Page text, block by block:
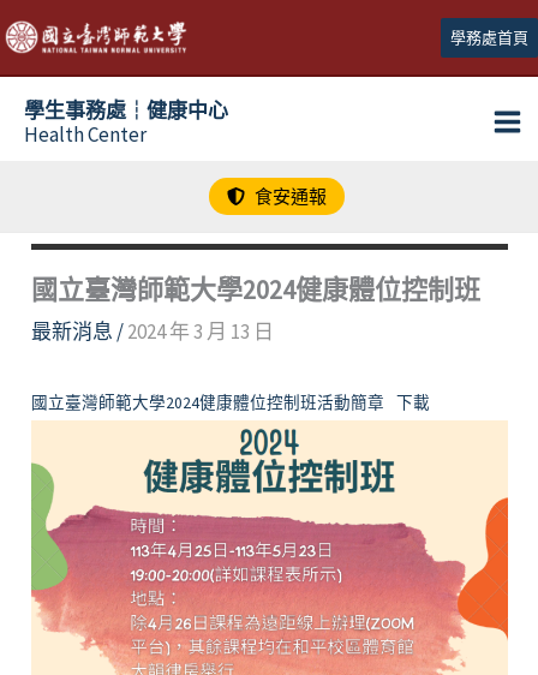
跳
至
主
學務處首頁
學生事務處┆健康中心
Health Center
食安通報
國立臺灣師範大學2024健康體位控制班
最新消息 /2024 年 3 月 13 日
國立臺灣師範大學2024健康體位控制班活動簡章 下載